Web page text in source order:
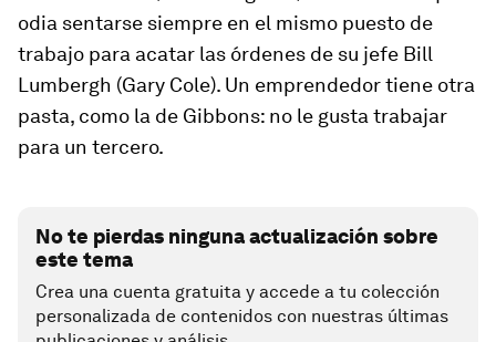
odia sentarse siempre en el mismo puesto de
trabajo para acatar las órdenes de su jefe Bill
Lumbergh (Gary Cole). Un emprendedor tiene otra
pasta, como la de Gibbons: no le gusta trabajar
para un tercero.
No te pierdas ninguna actualización sobre
este tema
Crea una cuenta gratuita y accede a tu colección
personalizada de contenidos con nuestras últimas